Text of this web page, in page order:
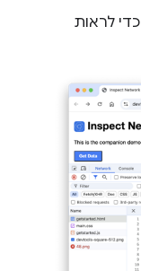
כדי לראות